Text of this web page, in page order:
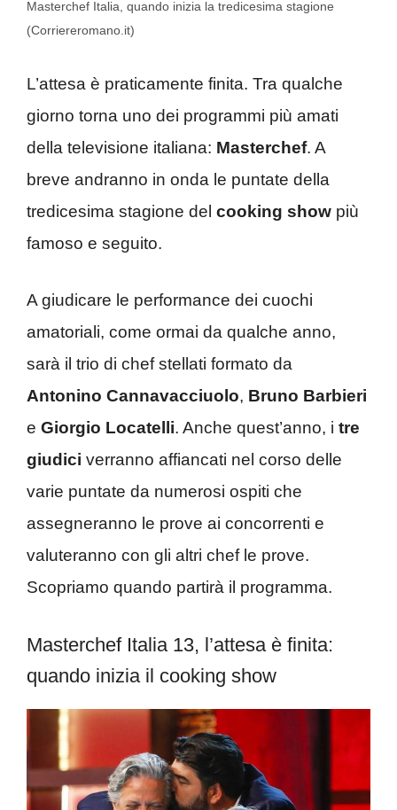
Masterchef Italia, quando inizia la tredicesima stagione
(Corriereromano.it)
L’attesa è praticamente finita. Tra qualche
giorno torna uno dei programmi più amati
della televisione italiana: Masterchef. A
breve andranno in onda le puntate della
tredicesima stagione del cooking show più
famoso e seguito.
A giudicare le performance dei cuochi
amatoriali, come ormai da qualche anno,
sarà il trio di chef stellati formato da
Antonino Cannavacciuolo, Bruno Barbieri
e Giorgio Locatelli. Anche quest’anno, i tre
giudici verranno affiancati nel corso delle
varie puntate da numerosi ospiti che
assegneranno le prove ai concorrenti e
valuteranno con gli altri chef le prove.
Scopriamo quando partirà il programma.
Masterchef Italia 13, l’attesa è finita:
quando inizia il cooking show